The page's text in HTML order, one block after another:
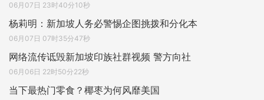
06月07日 23时40分10秒
杨莉明：新加坡人务必警惕企图挑拨和分化本
06月07日 07时35分47秒
网络流传诋毁新加坡印族社群视频 警方向社
06月06日 22时50分22秒
当下最热门零食？椰枣为何风靡美国